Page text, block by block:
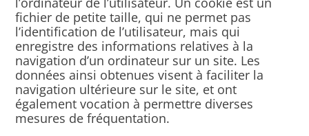
fichier de petite taille, qui ne permet pas
l’identification de l’utilisateur, mais qui
enregistre des informations relatives à la
navigation d’un ordinateur sur un site. Les
données ainsi obtenues visent à faciliter la
navigation ultérieure sur le site, et ont
également vocation à permettre diverses
mesures de fréquentation.